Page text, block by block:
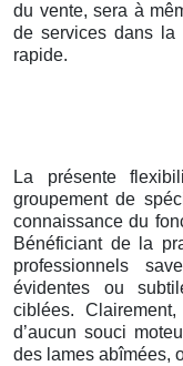
du vente, sera à
de services dans la
rapide.
La présente
groupement de
connaissance du
Bénéficiant de la
professionnels
évidentes ou
ciblées.
d’aucun souci
des lames abîmées,